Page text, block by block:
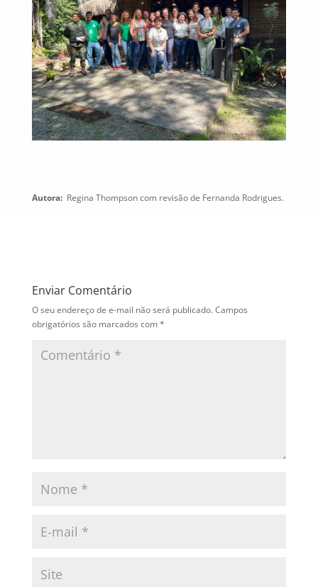
Autora: Regina Thompson com revisão de Fernanda Rodrigues.
Enviar Comentário
O seu endereço de e-mail não será publicado.Campos
obrigatórios são marcados com *